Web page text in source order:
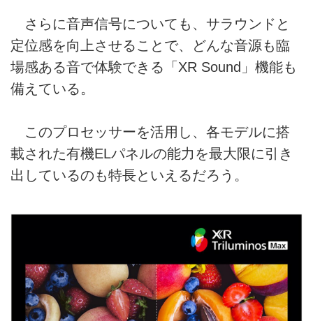
さらに音声信号についても、サラウンドと
定位感を向上させることで、どんな音源も臨
場感ある音で体験できる「XR Sound」機能も
備えている。
このプロセッサーを活用し、各モデルに搭
載された有機ELパネルの能力を最大限に引き
出しているのも特長といえるだろう。